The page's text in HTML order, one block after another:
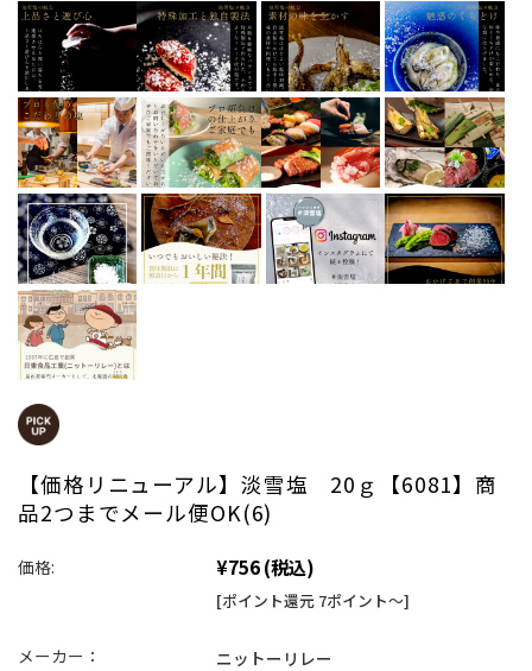
【価格リニューアル】淡雪塩 20ｇ【6081】商
品2つまでメール便OK(6)
価格: ¥756(税込)
[ポイント還元 7ポイント～]
メーカー：
ニットーリレー